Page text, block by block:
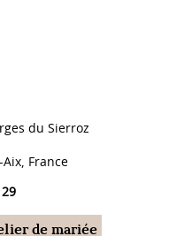
du Sierroz
France
de mariée